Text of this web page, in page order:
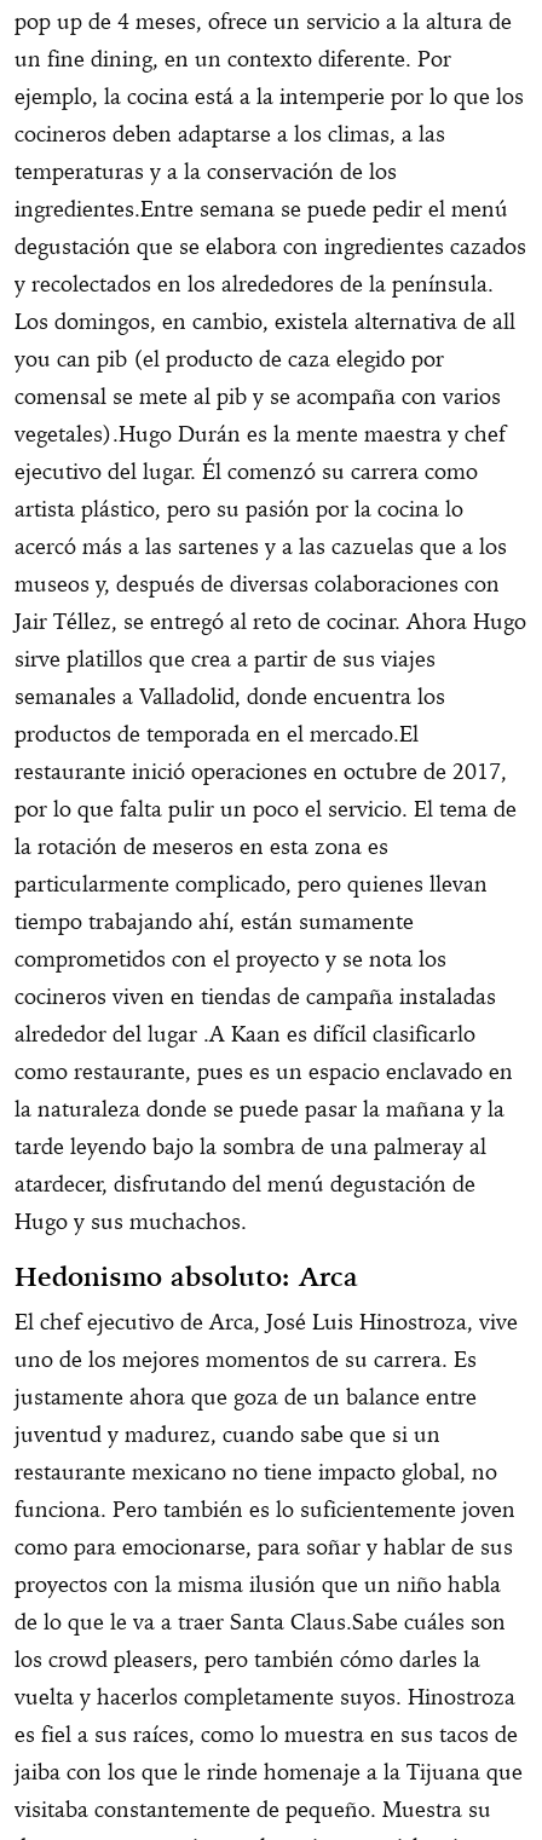
pop up de 4 meses, ofrece un servicio a la altura de
un fine dining, en un contexto diferente. Por
ejemplo, la cocina está a la intemperie por lo que los
cocineros deben adaptarse a los climas, a las
temperaturas y a la conservación de los
ingredientes.Entre semana se puede pedir el menú
degustación que se elabora con ingredientes cazados
y recolectados en los alrededores de la península.
Los domingos, en cambio, existela alternativa de all
you can pib (el producto de caza elegido por
comensal se mete al pib y se acompaña con varios
vegetales).Hugo Durán es la mente maestra y chef
ejecutivo del lugar. Él comenzó su carrera como
artista plástico, pero su pasión por la cocina lo
acercó más a las sartenes y a las cazuelas que a los
museos y, después de diversas colaboraciones con
Jair Téllez, se entregó al reto de cocinar. Ahora Hugo
sirve platillos que crea a partir de sus viajes
semanales a Valladolid, donde encuentra los
productos de temporada en el mercado.El
restaurante inició operaciones en octubre de 2017,
por lo que falta pulir un poco el servicio. El tema de
la rotación de meseros en esta zona es
particularmente complicado, pero quienes llevan
tiempo trabajando ahí, están sumamente
comprometidos con el proyecto y se nota los
cocineros viven en tiendas de campaña instaladas
alrededor del lugar .A Kaan es difícil clasificarlo
como restaurante, pues es un espacio enclavado en
la naturaleza donde se puede pasar la mañana y la
tarde leyendo bajo la sombra de una palmeray al
atardecer, disfrutando del menú degustación de
Hugo y sus muchachos.
Hedonismo absoluto: Arca
El chef ejecutivo de Arca, José Luis Hinostroza, vive
uno de los mejores momentos de su carrera. Es
justamente ahora que goza de un balance entre
juventud y madurez, cuando sabe que si un
restaurante mexicano no tiene impacto global, no
funciona. Pero también es lo suficientemente joven
como para emocionarse, para soñar y hablar de sus
proyectos con la misma ilusión que un niño habla
de lo que le va a traer Santa Claus.Sabe cuáles son
los crowd pleasers, pero también cómo darles la
vuelta y hacerlos completamente suyos. Hinostroza
es fiel a sus raíces, como lo muestra en sus tacos de
jaiba con los que le rinde homenaje a la Tijuana que
visitaba constantemente de pequeño. Muestra su